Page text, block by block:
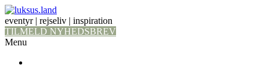
eventyr | rejseliv | inspiration
TILMELD NYHEDSBREV
Menu